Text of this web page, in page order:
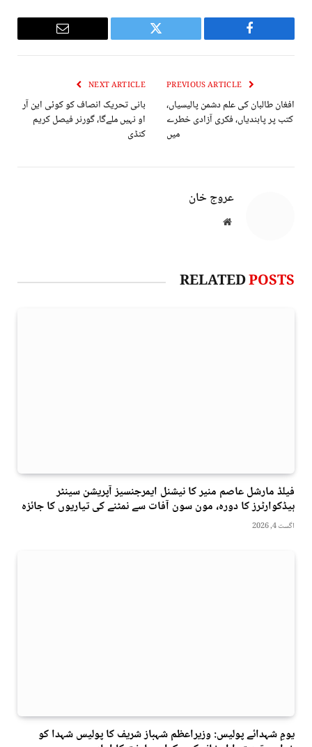
Facebook
Twitter
Email
افغان طالبان کی علم دشمن پالیسیاں،
کتب پر پابندیاں، فکری آزادی خطرے
میں
NEXT ARTICLE
بانی تحریک انصاف کو کوئی این آر
او نہیں ملےگا، گورنر فیصل کریم
کنڈی
عروج خان
Website
RELATEDPOSTS
فیلڈ مارشل عاصم منیر کا نیشنل ایمرجنسیز آپریشن سینٹر
ہیڈکوارٹرز کا دورہ، مون سون آفات سے نمٹنے کی تیاریوں کا جائزہ
اگست 4, 2026
یومِ شہدائے پولیس: وزیراعظم شہباز شریف کا پولیس شہدا کو